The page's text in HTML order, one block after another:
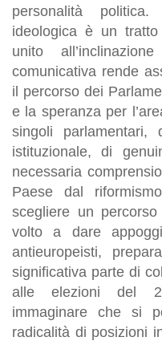
personalità
ideologica è un
unito
comunicativa rende
il percorso dei
e la speranza per
singoli parlamentari,
istituzionale, di
necessaria
Paese dal
scegliere un
volto a dare
antieuropeisti,
significativa parte di
alle elezioni del
immaginare che si
radicalità di posizioni